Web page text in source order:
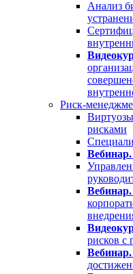
Анализ
Риск-
рисками
Вебинар.
Вебинар.
рисков с
Вебинар.